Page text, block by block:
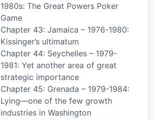
1980s: The Great Powers Poker
Game
Chapter 43: Jamaica – 1976-1980:
Kissinger’s ultimatum
Chapter 44: Seychelles – 1979-
1981: Yet another area of great
strategic importance
Chapter 45: Grenada – 1979-1984:
Lying—one of the few growth
industries in Washington